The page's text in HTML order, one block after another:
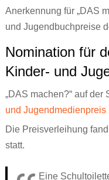
Anerkennung für „DAS
und Jugendbuchpreise
Nomination für
Kinder- und
„DAS machen?“ auf der
und Jugendmedienpreis
Die Preisverleihung
statt.
Eine